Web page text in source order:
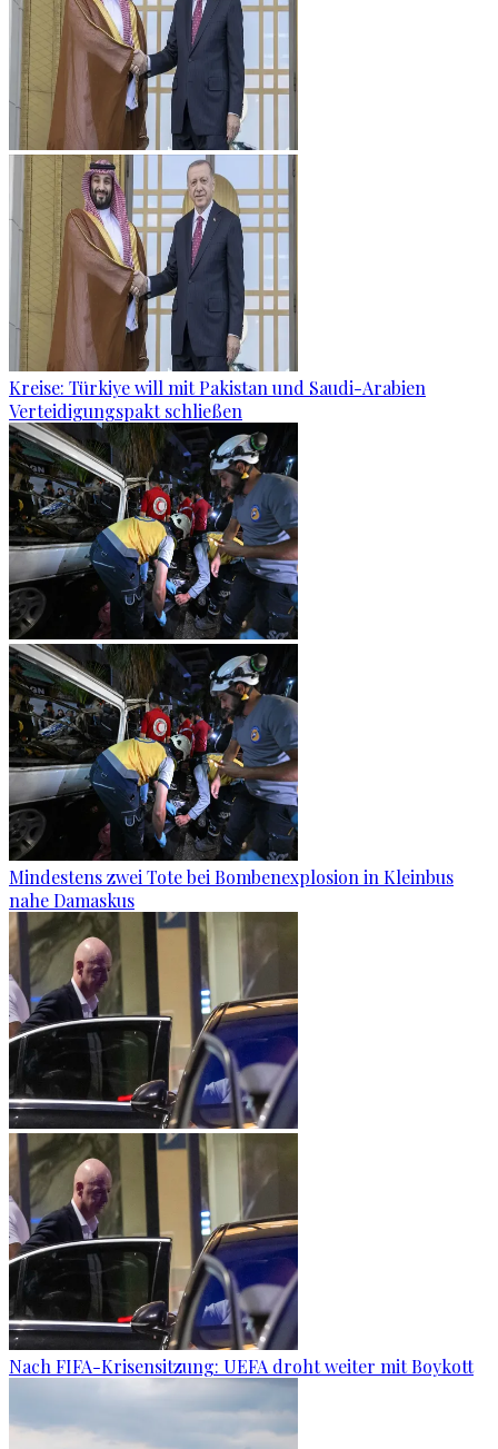
Kreise: Türkiye will mit Pakistan und Saudi-Arabien
Verteidigungspakt schließen
Mindestens zwei Tote bei Bombenexplosion in Kleinbus
nahe Damaskus
Nach FIFA-Krisensitzung: UEFA droht weiter mit Boykott